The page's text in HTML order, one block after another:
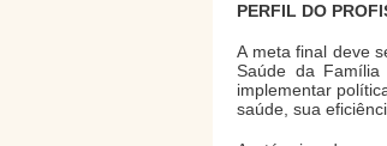
PERFIL DO
A meta final deve
Saúde da Família
implementar
saúde, sua